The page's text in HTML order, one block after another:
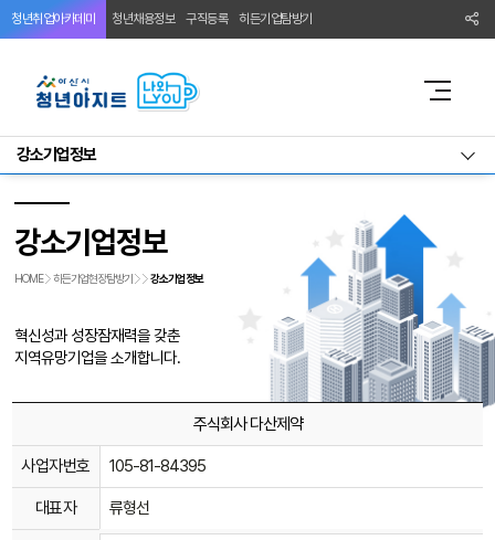
청년취업아카데미 청년채용정보 구직등록 히든기업탐방기
강소기업정보
강소기업정보
HOME 히든기업현장탐방기 강소기업정보
혁신성과 성장잠재력을 갖춘
지역유망기업을 소개합니다.
주식회사 다산제약
사업자번호 105-81-84395
대표자 류형선